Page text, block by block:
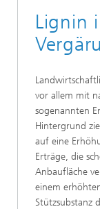
Lignin
vor allem mit
sogenannten
Hintergrund
auf eine
Erträge, die
Anbaufläche
einem
Stützsubstanz